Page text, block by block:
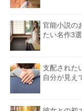
官能小説の
たい名作3選
支配された
自分が見え